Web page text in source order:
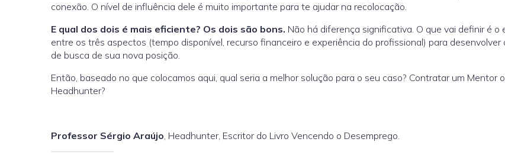
conexão. O nível de influência dele é muito importante para te ajudar na recolocação.
E qual dos dois é mais eficiente? Os dois são bons. Não há diferença significativa. O que vai definir é o
entre os três aspectos (tempo disponível, recurso financeiro e experiência do profissional) para desenvolver
de busca de sua nova posição.
Então, baseado no que colocamos aqui, qual seria a melhor solução para o seu caso? Contratar um Mentor
Headhunter?
Professor Sérgio Araújo, Headhunter, Escritor do Livro Vencendo o Desemprego.